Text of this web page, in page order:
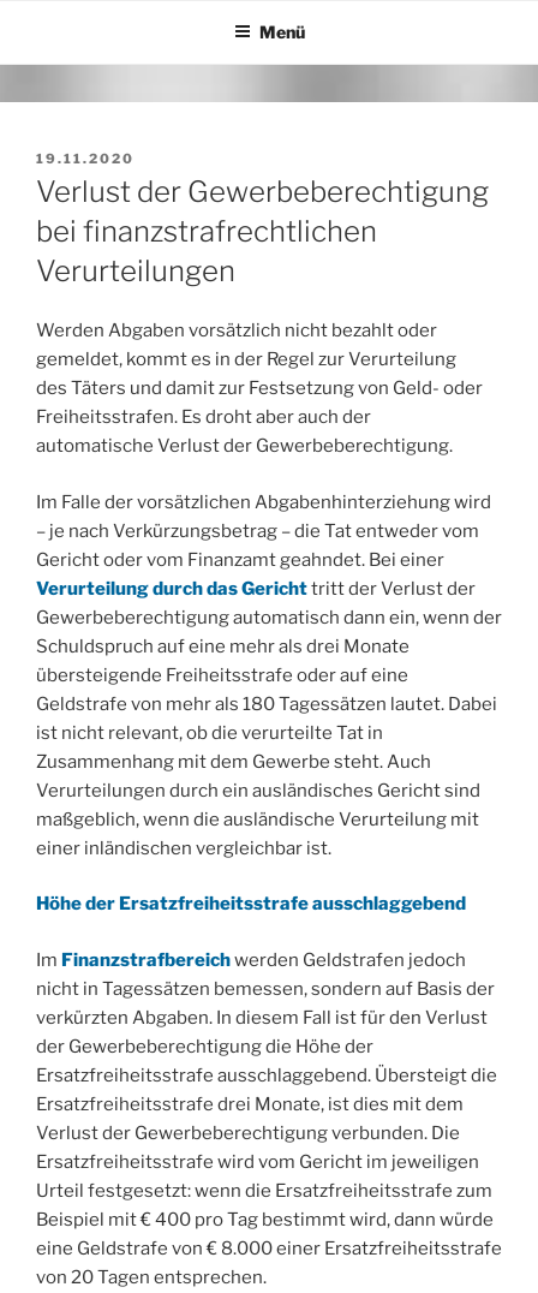
springen
Menü
VERÖFFENTLICHT
AM
19.11.2020
Verlust der Gewerbeberechtigung
bei finanzstrafrechtlichen
Verurteilungen
Werden Abgaben vorsätzlich nicht bezahlt oder
gemeldet, kommt es in der Regel zur Verurteilung
des Täters und damit zur Festsetzung von Geld- oder
Freiheitsstrafen. Es droht aber auch der
automatische Verlust der Gewerbeberechtigung.
Im Falle der vorsätzlichen Abgabenhinterziehung wird
– je nach Verkürzungsbetrag – die Tat entweder vom
Gericht oder vom Finanzamt geahndet. Bei einer
Verurteilung durch das Gerichttritt der Verlust der
Gewerbeberechtigung automatisch dann ein, wenn der
Schuldspruch auf eine mehr als drei Monate
übersteigende Freiheitsstrafe oder auf eine
Geldstrafe von mehr als 180 Tagessätzen lautet. Dabei
ist nicht relevant, ob die verurteilte Tat in
Zusammenhang mit dem Gewerbe steht. Auch
Verurteilungen durch ein ausländisches Gericht sind
maßgeblich, wenn die ausländische Verurteilung mit
einer inländischen vergleichbar ist.
Höhe der Ersatzfreiheitsstrafe ausschlaggebend
Im Finanzstrafbereichwerden Geldstrafen jedoch
nicht in Tagessätzen bemessen, sondern auf Basis der
verkürzten Abgaben. In diesem Fall ist für den Verlust
der Gewerbeberechtigung die Höhe der
Ersatzfreiheitsstrafe ausschlaggebend. Übersteigt die
Ersatzfreiheitsstrafe drei Monate, ist dies mit dem
Verlust der Gewerbeberechtigung verbunden. Die
Ersatzfreiheitsstrafe wird vom Gericht im jeweiligen
Urteil festgesetzt: wenn die Ersatzfreiheitsstrafe zum
Beispiel mit € 400 pro Tag bestimmt wird, dann würde
eine Geldstrafe von € 8.000 einer Ersatzfreiheitsstrafe
von 20 Tagen entsprechen.